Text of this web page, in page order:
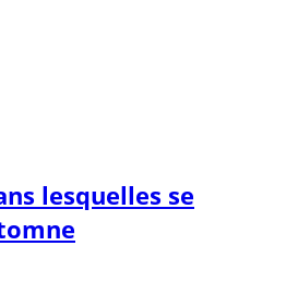
lesquelles se